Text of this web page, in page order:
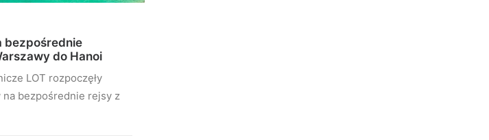
bezpośrednie
do Hanoi
LOT rozpoczęły
bezpośrednie rejsy z